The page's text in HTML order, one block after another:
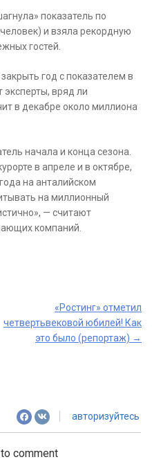
показатель по
и взяла рекордную
гостей.
год с показателем в
эксперты, вряд ли
в декабре около миллиона
начала и конца сезона.
в апреле и в октябре,
на анталийском
на миллионный
— считают
компаний.
«Ростинг» отметил
четвертьвековой юбилей! Как
это было (репортаж) →
авторизуйтесь
comment